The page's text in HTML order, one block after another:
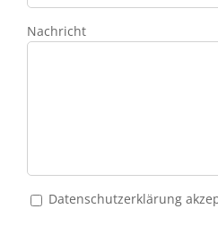
Nachricht
Datenschutzerklärung